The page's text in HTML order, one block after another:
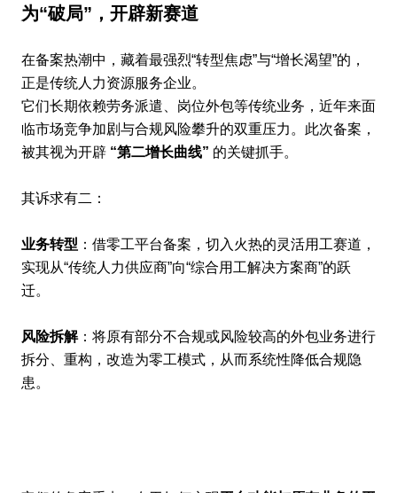
为“破局”，开辟新赛道
在备案热潮中，藏着最强烈“转型焦虑”与“增长渴望”的，
正是传统人力资源服务企业。
它们长期依赖劳务派遣、岗位外包等传统业务，近年来面
临市场竞争加剧与合规风险攀升的双重压力。此次备案，
被其视为开辟 “第二增长曲线” 的关键抓手。
其诉求有二：
业务转型 ：借零工平台备案，切入火热的灵活用工赛道，
实现从“传统人力供应商”向“综合用工解决方案商”的跃
迁。
风险拆解：将原有部分不合规或风险较高的外包业务进行
拆分、重构，改造为零工模式，从而系统性降低合规隐
患。